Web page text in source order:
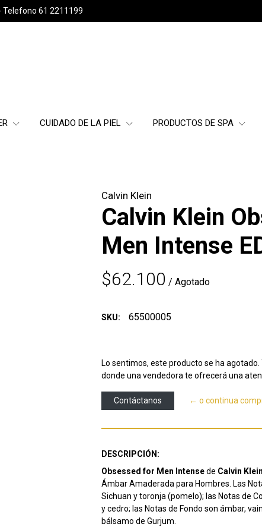
61 2211199
CUIDADO DE LA PIEL PRODUCTOS DE SPA
Calvin Klein
Calvin Klein
Men Intense
$62.100 / Agotado
SKU: 65500005
Lo sentimos, este producto se ha
donde una vendedora te ofrecerá una
Contáctanos ← o continua
DESCRIPCIÓN:
Obsessed for Men Intensede Calvin Klein
Ámbar Amaderada para Hombres. Las
Sichuan y toronja (pomelo); las Notas de
y cedro; las Notas de Fondo son ámbar,
bálsamo de Gurjum.